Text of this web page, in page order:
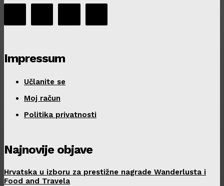
Impressum
Učlanite se
Moj račun
Politika privatnosti
Najnovije objave
Hrvatska u izboru za prestižne nagrade Wanderlusta i
Food and Travela